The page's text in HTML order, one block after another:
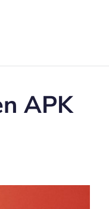
APK